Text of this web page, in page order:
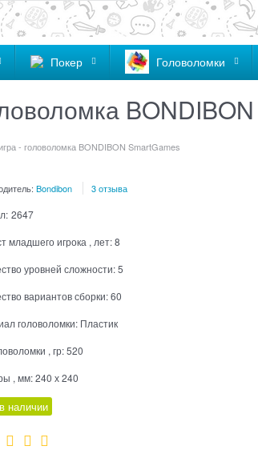
Покер Головоломки
- головоломка BONDIBON SmartGames
Bondibon 3 отзыва
2647
младшего игрока , лет:8
уровней сложности:5
вариантов сборки:60
головоломки: Пластик
, гр:520
, мм:240 х 240
наличии